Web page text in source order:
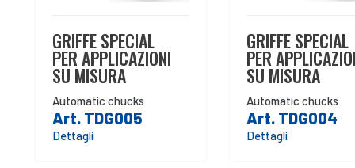
GRIFFE SPECIAL
PER APPLICAZIONI
SU MISURA
Automatic chucks
Art. TDG005
Dettagli
GRIFFE SPECIAL
PER
SU MISURA
Automatic chucks
Art. TDG004
Dettagli